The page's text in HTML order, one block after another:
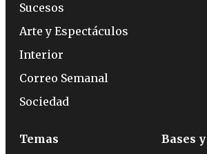
Sucesos
Arte y Espectáculos
Interior
Correo Semanal
Sociedad
Temas
Bases